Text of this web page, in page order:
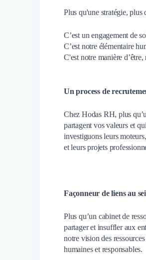
Plus qu'une stratégie,
C’est un engagement de
C’est notre élémentaire
C'est notre manière
Un process de
Chez Hodas RH, plus
partagent vos valeurs et
investiguons leurs
et leurs projets
Façonneur de liens au
Plus qu’un cabinet de
partager et insuffler aux
notre vision des
humaines et responsables.